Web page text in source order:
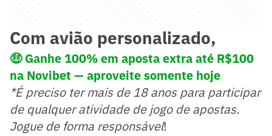
Com avião personalizado,
🤑Ganhe 100% em aposta extra até R$100
na Novibet — aproveite somente hoje
*É preciso ter mais de 18 anos para participar
de qualquer atividade de jogo de apostas.
Jogue de forma responsável!